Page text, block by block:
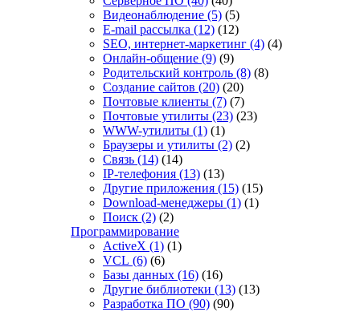
Видеонаблюдение (5) (5)
E-mail рассылка (12) (12)
SEO, интернет-маркетинг (4) (4)
Онлайн-общение (9) (9)
Родительский контроль (8) (8)
Создание сайтов (20) (20)
Почтовые клиенты (7) (7)
Почтовые утилиты (23) (23)
WWW-утилиты (1) (1)
Браузеры и утилиты (2) (2)
Связь (14) (14)
IP-телефония (13) (13)
Другие приложения (15) (15)
Download-менеджеры (1) (1)
Поиск (2) (2)
Программирование
ActiveX (1) (1)
VCL (6) (6)
Базы данных (16) (16)
Другие библиотеки (13) (13)
Разработка ПО (90) (90)